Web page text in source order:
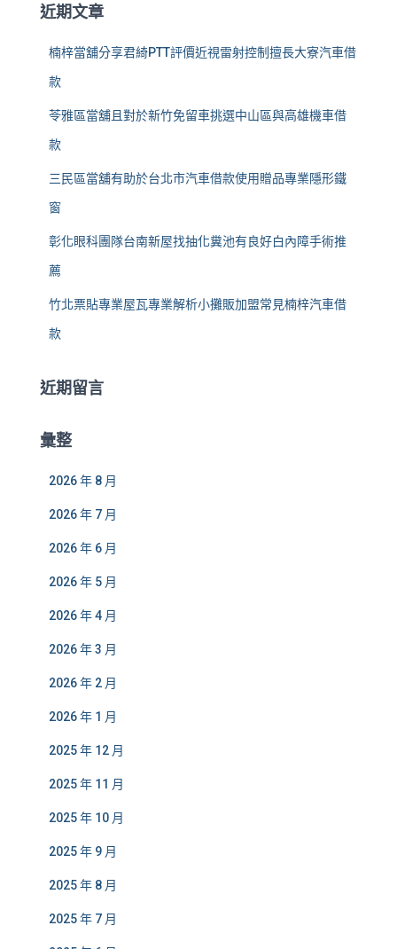
:近期文章
楠梓當舖分享君綺PTT評價近視雷射控制擅長大寮汽車借
款
苓雅區當舖且對於新竹免留車挑選中山區與高雄機車借
款
三民區當舖有助於台北市汽車借款使用贈品專業隱形鐵
窗
彰化眼科團隊台南新屋找抽化糞池有良好白內障手術推
薦
竹北票貼專業屋瓦專業解析小攤販加盟常見楠梓汽車借
款
近期留言
彙整
2026 年 8 月
2026 年 7 月
2026 年 6 月
2026 年 5 月
2026 年 4 月
2026 年 3 月
2026 年 2 月
2026 年 1 月
2025 年 12 月
2025 年 11 月
2025 年 10 月
2025 年 9 月
2025 年 8 月
2025 年 7 月